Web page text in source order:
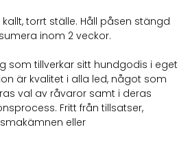
torrt ställe. Håll påsen stängd
inom 2 veckor.
som tillverkar sitt hundgodis i eget
är kvalitet i alla led, något som
val av råvaror samt i deras
Fritt från tillsatser,
eller